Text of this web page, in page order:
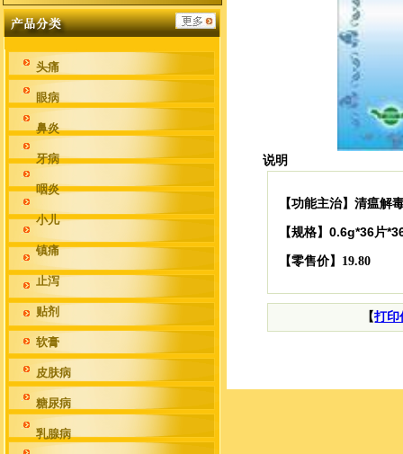
头痛
眼病
鼻炎
牙病
咽炎
小儿
镇痛
止泻
贴剂
软膏
皮肤病
糖尿病
乳腺病
说明
【功能主治】清瘟解
【规格】 0.6g*36片
【零售价】19.80
【打印